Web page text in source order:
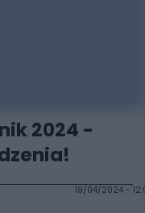
2024 -
19/04/2024 -